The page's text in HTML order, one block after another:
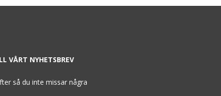
VÅRT NYHETSBREV
så du inte missar några